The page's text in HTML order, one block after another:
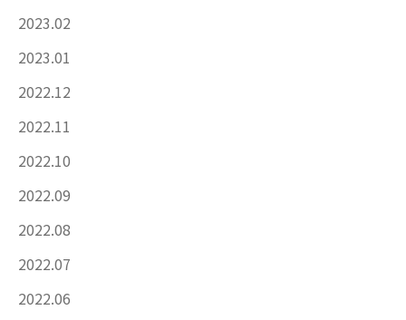
2023.02
2023.01
2022.12
2022.11
2022.10
2022.09
2022.08
2022.07
2022.06